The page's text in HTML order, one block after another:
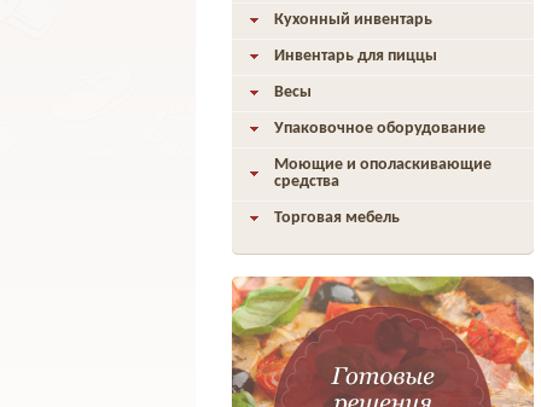
Кухонный инвентарь
Инвентарь для пиццы
Весы
Упаковочное оборудование
Моющие и ополаскивающие
средства
Торговая мебель